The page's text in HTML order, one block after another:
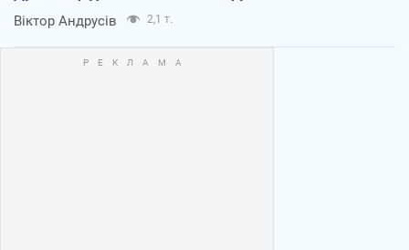
Віктор Андрусів 2,1 т.